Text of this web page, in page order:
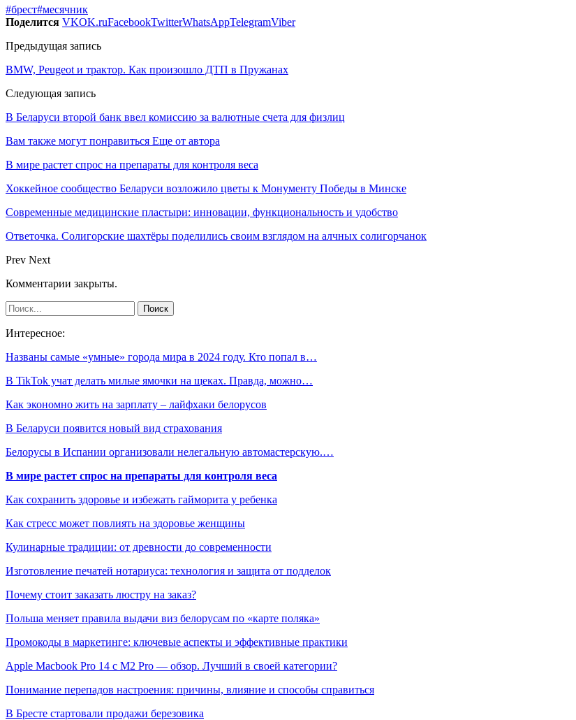
#брест#месячник
Поделится VKOK.ruFacebookTwitterWhatsAppTelegramViber
Предыдущая запись
BMW, Peugeot и трактор. Как произошло ДТП в Пружанах
Следующая запись
В Беларуси второй банк ввел комиссию за валютные счета для физлиц
Вам также могут понравиться Еще от автора
В мире растет спрос на препараты для контроля веса
Хоккейное сообщество Беларуси возложило цветы к Монументу Победы в Минске
Современные медицинские пластыри: инновации, функциональность и удобство
Ответочка. Солигорские шахтёры поделились своим взглядом на алчных солигорчанок
Prev Next
Комментарии закрыты.
Интересное:
Названы самые «умные» города мира в 2024 году. Кто попал в…
В TikTok учат делать милые ямочки на щеках. Правда, можно…
Как экономно жить на зарплату – лайфхаки белорусов
В Беларуси появится новый вид страхования
Белорусы в Испании организовали нелегальную автомастерскую.…
В мире растет спрос на препараты для контроля веса
Как сохранить здоровье и избежать гайморита у ребенка
Как стресс может повлиять на здоровье женщины
Кулинарные традиции: от древности до современности
Изготовление печатей нотариуса: технология и защита от подделок
Почему стоит заказать люстру на заказ?
Польша меняет правила выдачи виз белорусам по «карте поляка»
Промокоды в маркетинге: ключевые аспекты и эффективные практики
Apple Macbook Pro 14 с M2 Pro — обзор. Лучший в своей категории?
Понимание перепадов настроения: причины, влияние и способы справиться
В Бресте стартовали продажи березовика